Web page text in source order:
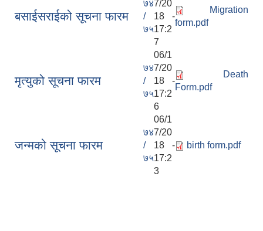
बसाईसराईको सूचना फारम
७४
/
७५
7/20
18 -
17:2
7
Migration
form.pdf
मृत्युको सूचना फारम
७४
/
७५
06/1
7/20
18 -
17:2
6
Death
Form.pdf
जन्मको सूचना फारम
७४
/
७५
06/1
7/20
18 -
17:2
3
birth form.pdf